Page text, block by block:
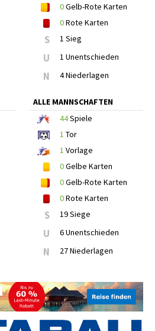
0Gelb-Rote Karten
0Rote Karten
S 1 Sieg
U 1 Unentschieden
N 4 Niederlagen
ALLE MANNSCHAFTEN
44Spiele
1 Tor
1 Vorlage
0Gelbe Karten
0Gelb-Rote Karten
0Rote Karten
S 19 Siege
U 6 Unentschieden
N 27 Niederlagen